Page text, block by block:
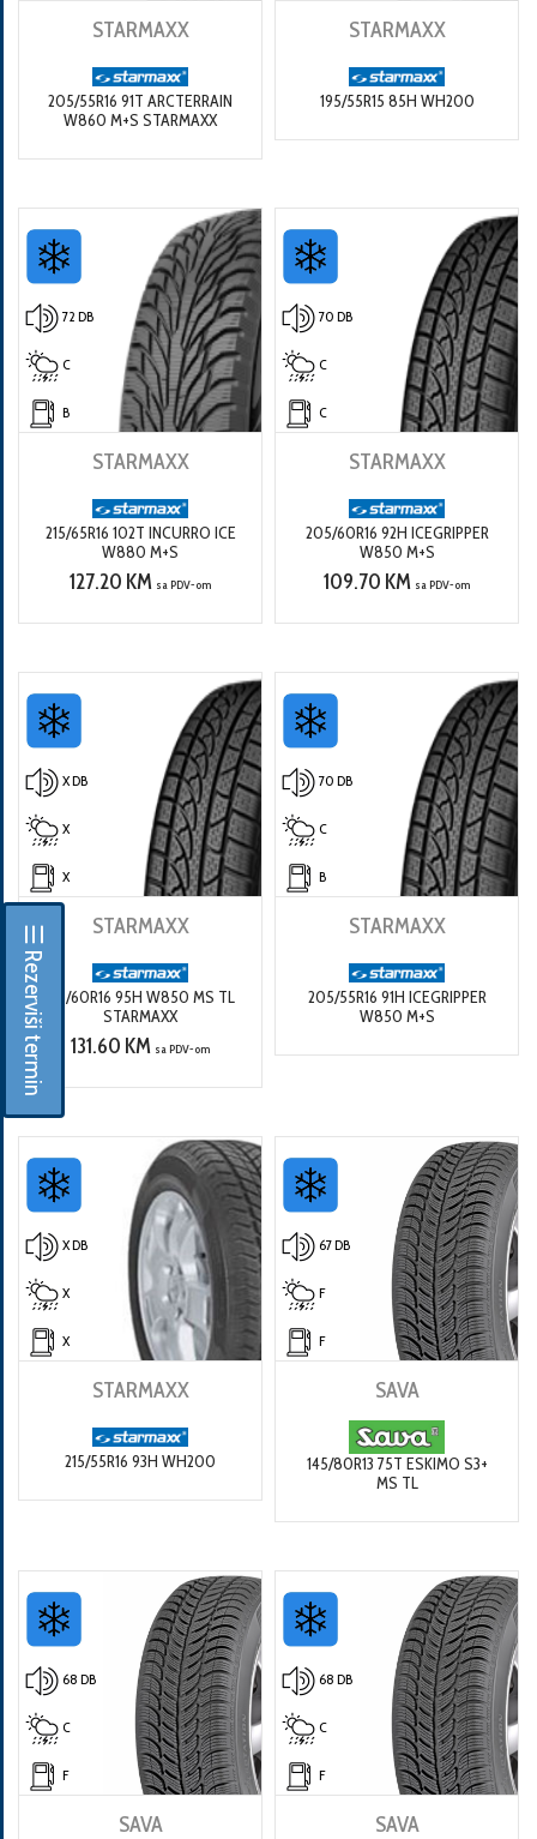
☰ Rezerviši termin
STARMAXX
205/55R16 91T ARCTERRAIN
W860 M+S STARMAXX
STARMAXX
195/55R15 85H WH200
72 DB
C
B
STARMAXX
215/65R16 102T INCURRO ICE
W880 M+S
127.20 KM sa PDV-om
70 DB
C
C
STARMAXX
205/60R16 92H ICEGRIPPER
W850 M+S
109.70 KM sa PDV-om
X DB
X
X
STARMAXX
215/60R16 95H W850 MS TL
STARMAXX
131.60 KM sa PDV-om
70 DB
C
B
STARMAXX
205/55R16 91H ICEGRIPPER
W850 M+S
X DB
X
X
STARMAXX
215/55R16 93H WH200
67 DB
F
F
SAVA
145/80R13 75T ESKIMO S3+
MS TL
68 DB
C
F
SAVA
68 DB
C
F
SAVA